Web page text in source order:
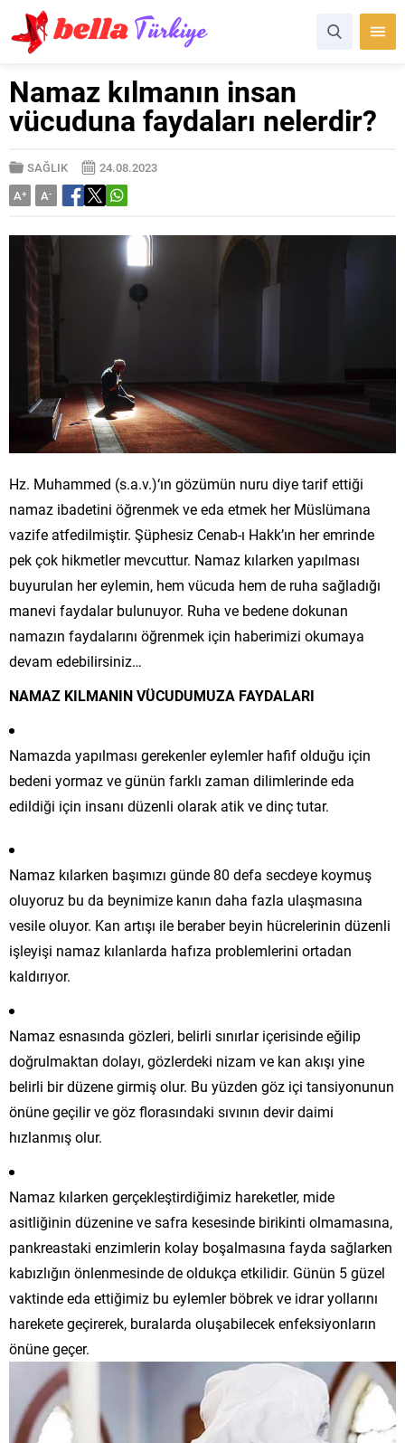
Namaz kılmanın insan
vücuduna faydaları nelerdir?
SAĞLIK
24.08.2023
A+ A-
Hz. Muhammed (s.a.v.)‘ın gözümün nuru diye tarif ettiği
namaz ibadetini öğrenmek ve eda etmek her Müslümana
vazife atfedilmiştir. Şüphesiz Cenab-ı Hakk’ın her emrinde
pek çok hikmetler mevcuttur. Namaz kılarken yapılması
buyurulan her eylemin, hem vücuda hem de ruha sağladığı
manevi faydalar bulunuyor. Ruha ve bedene dokunan
namazın faydalarını öğrenmek için haberimizi okumaya
devam edebilirsiniz…
NAMAZ KILMANIN VÜCUDUMUZA FAYDALARI
Namazda yapılması gerekenler eylemler hafif olduğu için
bedeni yormaz ve günün farklı zaman dilimlerinde eda
edildiği için insanı düzenli olarak atik ve dinç tutar.
Namaz kılarken başımızı günde 80 defa secdeye koymuş
oluyoruz bu da beynimize kanın daha fazla ulaşmasına
vesile oluyor. Kan artışı ile beraber beyin hücrelerinin düzenli
işleyişi namaz kılanlarda hafıza problemlerini ortadan
kaldırıyor.
Namaz esnasında gözleri, belirli sınırlar içerisinde eğilip
doğrulmaktan dolayı, gözlerdeki nizam ve kan akışı yine
belirli bir düzene girmiş olur. Bu yüzden göz içi tansiyonunun
önüne geçilir ve göz florasındaki sıvının devir daimi
hızlanmış olur.
Namaz kılarken gerçekleştirdiğimiz hareketler, mide
asitliğinin düzenine ve safra kesesinde birikinti olmamasına,
pankreastaki enzimlerin kolay boşalmasına fayda sağlarken
kabızlığın önlenmesinde de oldukça etkilidir. Günün 5 güzel
vaktinde eda ettiğimiz bu eylemler böbrek ve idrar yollarını
harekete geçirerek, buralarda oluşabilecek enfeksiyonların
önüne geçer.